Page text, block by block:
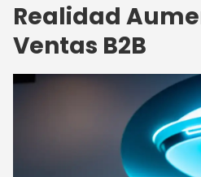
Realidad
Ventas B2B